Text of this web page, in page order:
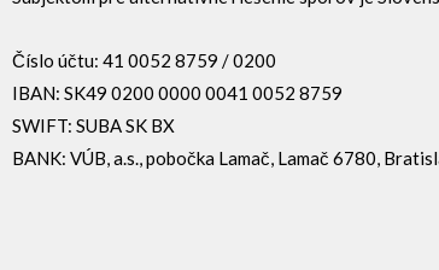
Číslo účtu: 41 0052 8759 / 0200
IBAN: SK49 0200 0000 0041 0052 8759
SWIFT: SUBA SK BX
BANK: VÚB, a.s., pobočka Lamač, Lamač 6780,